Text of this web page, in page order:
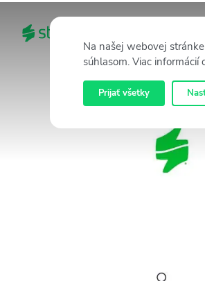
Na našej webovej
súhlasom. Viac
Prijať všetky